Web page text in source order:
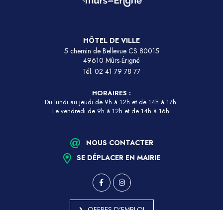
HÔTEL DE VILLE
5 chemin de Bellevue CS 80015
49610 Mûrs-Érigné
Tél. 02 41 79 78 77
HORAIRES :
Du lundi au jeudi de 9h à 12h et de 14h à 17h.
Le vendredi de 9h à 12h et de 14h à 16h.
NOUS CONTACTER
SE DÉPLACER EN MAIRIE